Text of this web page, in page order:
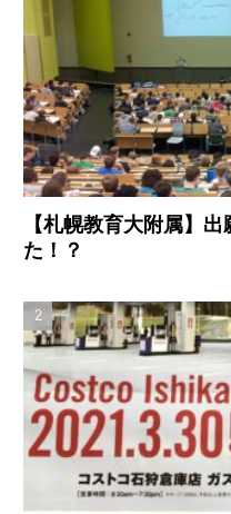
【札幌教育大附属】
た！？